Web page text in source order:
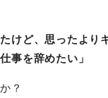
けど、思ったより
事を辞めたい」
？